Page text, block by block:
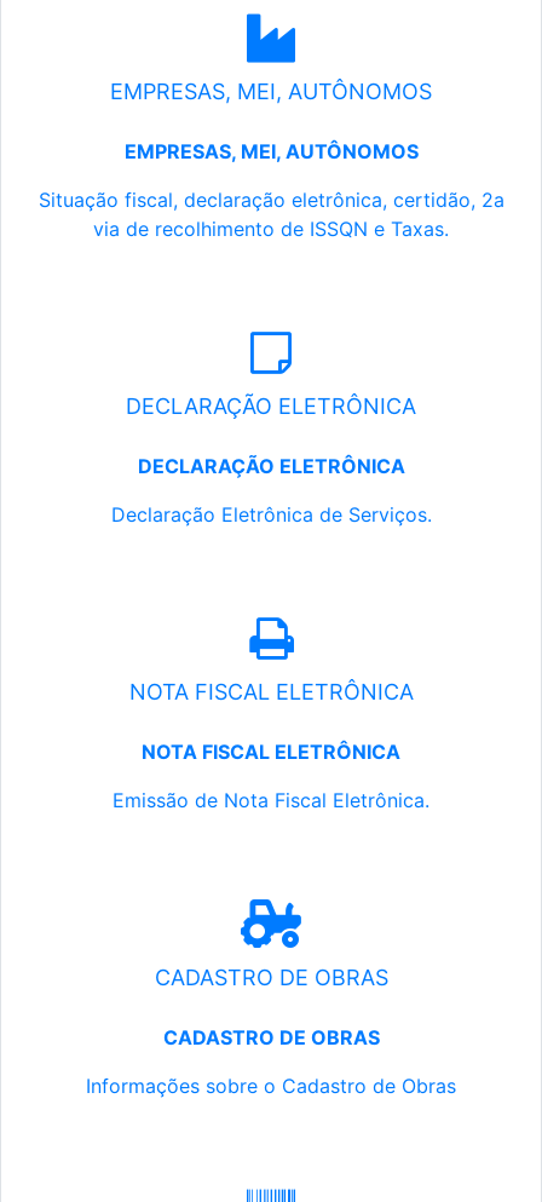
EMPRESAS, MEI, AUTÔNOMOS
EMPRESAS, MEI, AUTÔNOMOS
Situação fiscal, declaração eletrônica, certidão, 2a
via de recolhimento de ISSQN e Taxas.
DECLARAÇÃO ELETRÔNICA
DECLARAÇÃO ELETRÔNICA
Declaração Eletrônica de Serviços.
NOTA FISCAL ELETRÔNICA
NOTA FISCAL ELETRÔNICA
Emissão de Nota Fiscal Eletrônica.
CADASTRO DE OBRAS
CADASTRO DE OBRAS
Informações sobre o Cadastro de Obras